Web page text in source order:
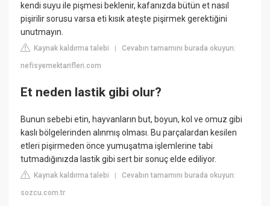
kendi suyu ile pişmesi beklenir, kafanızda bütün et nasıl
pişirilir sorusu varsa eti kısık ateşte pişirmek gerektiğini
unutmayın.
Kaynak kaldırma talebi |Cevabın tamamını burada okuyun:
nefisyemektarifleri.com
Et neden lastik gibi olur?
Bunun sebebi etin, hayvanların but, boyun, kol ve omuz gibi
kaslı bölgelerinden alınmış olması. Bu parçalardan kesilen
etleri pişirmeden önce yumuşatma işlemlerine tabi
tutmadığınızda lastik gibi sert bir sonuç elde ediliyor.
Kaynak kaldırma talebi |Cevabın tamamını burada okuyun:
sozcu.com.tr